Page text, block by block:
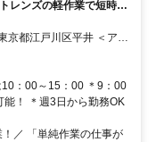
レンズの軽作業で短時間
車通勤も可能です！
：00～15：00 ＊9：00
！ ＊週3日から勤務OK
／ 「単純作業の仕事が